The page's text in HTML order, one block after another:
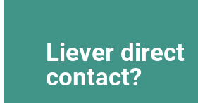
Liever direct
contact?